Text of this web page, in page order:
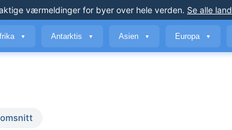
værmeldinger for byer over hele verden. Se alle land
▼ Antarktis ▼ Asien ▼ Europa ▼